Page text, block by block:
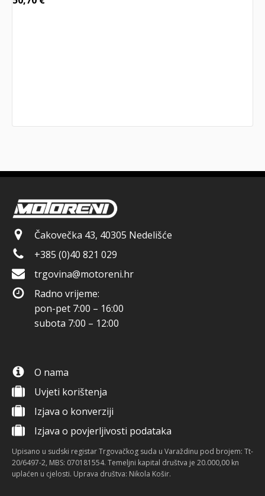
Čakovečka 43, 40305 Nedelišće
+385 (0)40 821 029
trgovina@motoreni.hr
Radno vrijeme:
pon-pet 7:00 – 16:00
subota 7:00 – 12:00
O nama
Uvjeti korištenja
Izjava o konverziji
Izjava o povjerljivosti podataka
Upisano u sudski registar Trgovačkog suda u Varaždinu pod brojem: Tt-
20/6497-2, MBS: 070181554. Temeljni kapital društva je 20.000,00 kn
uplaćen u cjelosti. Uprava društva: Nikola Košir.